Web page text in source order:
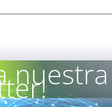
nuestra